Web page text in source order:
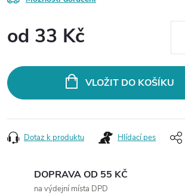
od 33 Kč
VLOŽIT DO KOŠÍKU
Dotaz k produktu Hlídací pes
DOPRAVA OD 55 KČ
na výdejní místa DPD